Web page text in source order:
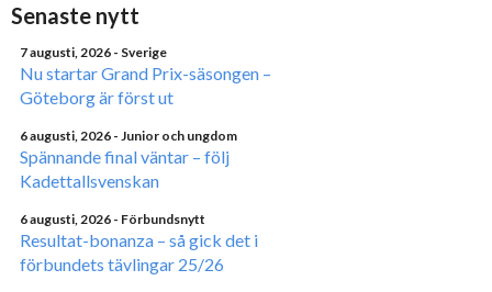
Senaste nytt
7 augusti, 2026 - Sverige
Nu startar Grand Prix-säsongen –
Göteborg är först ut
6 augusti, 2026 - Junior och ungdom
Spännande final väntar – följ
Kadettallsvenskan
6 augusti, 2026 - Förbundsnytt
Resultat-bonanza – så gick det i
förbundets tävlingar 25/26